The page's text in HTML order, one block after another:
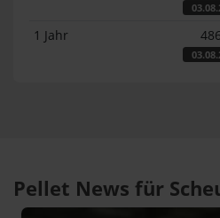
1 Jahr
Pellet News für